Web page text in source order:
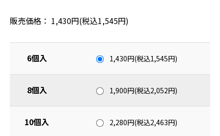
販売価格： 1,430円(税込1,545円)
6個入 1,430円(税込1,545円)
8個入 1,900円(税込2,052円)
10個入 2,280円(税込2,463円)